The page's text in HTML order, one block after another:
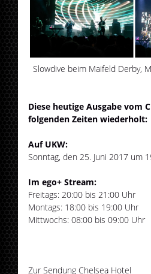
Slowdive beim Maifeld Derby,
Diese heutige Ausgabe vom
folgenden Zeiten wiederholt:
Auf UKW:
Sonntag, den 25. Juni 2017 um
Im ego+ Stream:
Freitags: 20:00 bis 21:00 Uhr
Montags: 18:00 bis 19:00 Uhr
Mittwochs: 08:00 bis 09:00 Uhr
Zur Sendung Chelsea Hotel